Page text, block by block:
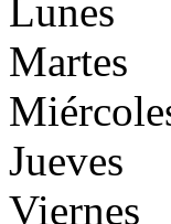
Lunes
Martes
Jueves
Viernes